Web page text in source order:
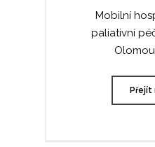
Mobilní
paliativní
Přejít